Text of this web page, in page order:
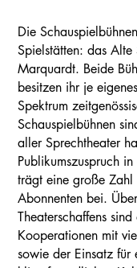
Die
Spielstätten: das
Marquardt. Beide
besitzen ihr je
Spektrum
Schauspielbühnen
aller Sprechtheater
Publikumszuspruch
trägt eine große
Abonnenten bei.
Theaterschaffens
Kooperationen mit
sowie der Einsatz für